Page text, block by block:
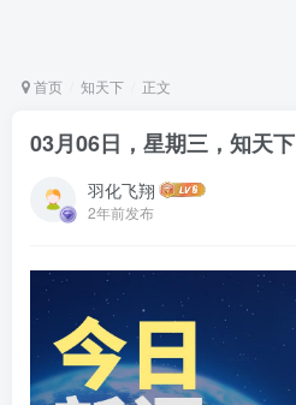
首页 知天下 正文
03月06日，星期三，知天下
羽化飞翔
2年前发布